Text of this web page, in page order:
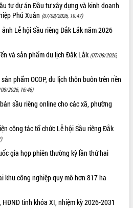
tư dự án Đầu tư xây dựng và kinh doanh
Phú Xuân (07/08/2026, 19:47)
Lễ hội Sầu riêng Đắk Lắk năm 2026
và sản phẩm du lịch Đắk Lắk (07/08/2026,
phẩm OCOP, du lịch thôn buôn trên nền
2026, 16:46)
sầu riêng online cho các xã, phường
công tác tổ chức Lễ hội Sầu riêng Đắk
gia họp phiên thường kỳ lần thứ hai
khu công nghiệp quy mô hơn 817 ha
tỉnh khóa XI, nhiệm kỳ 2026-2031